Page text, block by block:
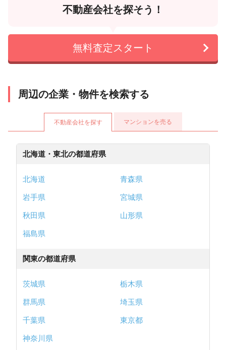
不動産会社を探そう！
無料査定スタート
周辺の企業・物件を検索する
不動産会社を探す マンションを売る
北海道・東北の都道府県
北海道
青森県
岩手県
宮城県
秋田県
山形県
福島県
関東の都道府県
茨城県
栃木県
群馬県
埼玉県
千葉県
東京都
神奈川県